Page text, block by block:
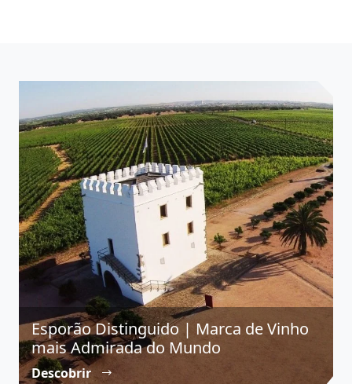
Esporão Distinguido | Marca de Vinho
mais Admirada do Mundo
Descobrir